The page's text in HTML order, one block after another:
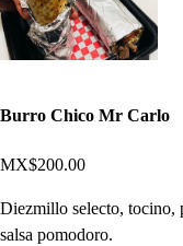
Burro Chico Mr Carlo
MX$200.00
Diezmillo selecto, tocino,
salsa pomodoro.